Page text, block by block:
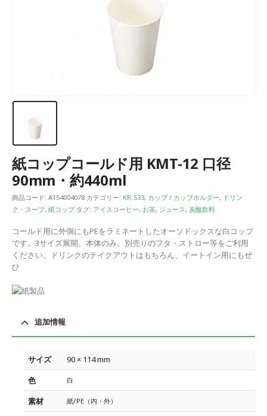
紙コップコールド用 KMT-12 口径
90mm・約440ml
商品コード: A154004078 カテゴリー: KP, S33, カップ / カップホルダー, ドリン
ク・スープ, 紙コップ タグ: アイスコーヒー, お茶, ジュース , 炭酸飲料
コールド用に外側にもPEをラミネートしたオーソドックスな白コップ
です。3サイズ展開。本体のみ。別売りのフタ・ストロー等をご利用
ください。ドリンクのテイクアウトはもちろん、イートイン用にもぜ
ひ
追加情報
サイズ
90 × 114 mm
色
白
素材 紙/PE（内・外）